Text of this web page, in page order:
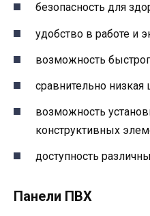
безопасность для
удобство в работе и
возможность
сравнительно низкая
возможность
конструктивных
доступность
Панели ПВХ